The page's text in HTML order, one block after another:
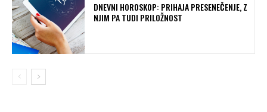
DNEVNI HOROSKOP: PRIHAJA PRESENEČENJE, Z
NJIM PA TUDI PRILOŽNOST